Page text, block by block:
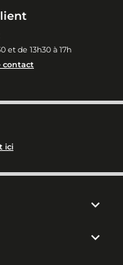
et de 13h30 à 17h
contact
ici

